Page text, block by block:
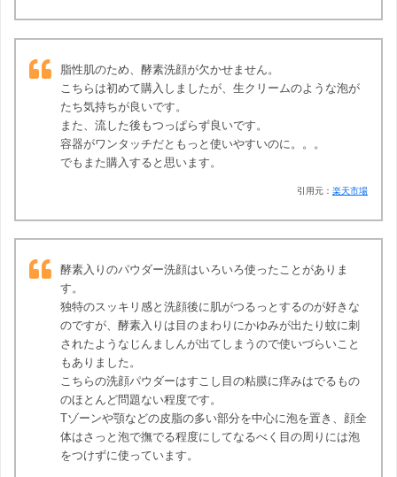
脂性肌のため、酵素洗顔が欠かせません。
こちらは初めて購入しましたが、生クリームのような泡が
たち気持ちが良いです。
また、流した後もつっぱらず良いです。
容器がワンタッチだともっと使いやすいのに。。。
でもまた購入すると思います。
引用元： 楽天市場
酵素入りのパウダー洗顔はいろいろ使ったことがありま
す。
独特のスッキリ感と洗顔後に肌がつるっとするのが好きな
のですが、酵素入りは目のまわりにかゆみが出たり蚊に刺
されたようなじんましんが出てしまうので使いづらいこと
もありました。
こちらの洗顔パウダーはすこし目の粘膜に痒みはでるもの
のほとんど問題ない程度です。
Tゾーンや顎などの皮脂の多い部分を中心に泡を置き、顔全
体はさっと泡で撫でる程度にしてなるべく目の周りには泡
をつけずに使っています。